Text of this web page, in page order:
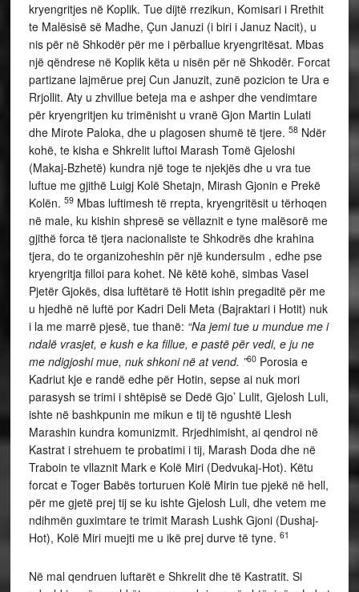
kryengritjes në Koplik. Tue dijtë rrezikun, Komisari i Rrethit
te Malësisë së Madhe, Çun Januzi (i biri i Januz Nacit), u
nis për në Shkodër për me i përballue kryengritësat. Mbas
një qëndrese në Koplik këta u nisën për në Shkodër. Forcat
partizane lajmërue prej Cun Januzit, zunë pozicion te Ura e
Rrjollit. Aty u zhvillue beteja ma e ashper dhe vendimtare
për kryengritjen ku trimënisht u vranë Gjon Martin Lulati
dhe Mirote Paloka, dhe u plagosen shumë të tjere. 58Ndër
kohë, te kisha e Shkrelit luftoi Marash Tomë Gjeloshi
(Makaj-Bzhetë) kundra një toge te njekjës dhe u vra tue
luftue me gjithë Luigj Kolë Shetajn, Mirash Gjonin e Prekë
Kolën. 59Mbas luftimesh të rrepta, kryengritësit u tërhoqen
në male, ku kishin shpresë se vëllaznit e tyne malësorë me
gjithë forca të tjera nacionaliste te Shkodrës dhe krahina
tjera, do te organizoheshin për një kundersulm , edhe pse
kryengritja filloi para kohet. Në këtë kohë, simbas Vasel
Pjetër Gjokës, disa luftëtarë të Hotit ishin pregaditë për me
u hjedhë në luftë por Kadri Deli Meta (Bajraktari i Hotit) nuk
i la me marrë pjesë, tue thanë: “Na jemi tue u mundue me i
ndalë vrasjet, e kush e ka fillue, e pastë për vedi, e ju ne
me ndigjoshi mue, nuk shkoni në at vend. ”60Porosia e
Kadriut kje e randë edhe për Hotin, sepse ai nuk mori
parasysh se trimi i shtëpisë se Dedë Gjo’ Lulit, Gjelosh Luli,
ishte në bashkpunin me mikun e tij të ngushtë Llesh
Marashin kundra komunizmit. Rrjedhimisht, ai qendroi në
Kastrat i strehuem te probatimi i tij, Marash Doda dhe në
Traboin te vllaznit Mark e Kolë Miri (Dedvukaj-Hot). Këtu
forcat e Toger Babës torturuen Kolë Mirin tue pjekë në hell,
për me gjetë prej tij se ku ishte Gjelosh Luli, dhe vetem me
ndihmën guximtare te trimit Marash Lushk Gjoni (Dushaj-
Hot), Kolë Miri muejti me u ikë prej durve të tyne. 61
Në mal qendruen luftarët e Shkrelit dhe të Kastratit. Si